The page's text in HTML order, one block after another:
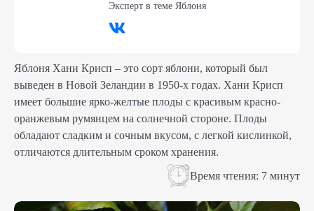
Эксперт в теме Яблоня
Яблоня Хани Крисп – это сорт яблони, который был
выведен в Новой Зеландии в 1950-х годах. Хани Крисп
имеет большие ярко-желтые плоды с красивым красно-
оранжевым румянцем на солнечной стороне. Плоды
обладают сладким и сочным вкусом, с легкой кислинкой,
отличаются длительным сроком хранения.
Время чтения: 7 минут